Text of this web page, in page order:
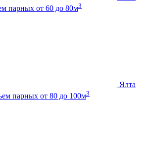
парных от 60 до 80м3
Ялта
парных от 80 до 100м3